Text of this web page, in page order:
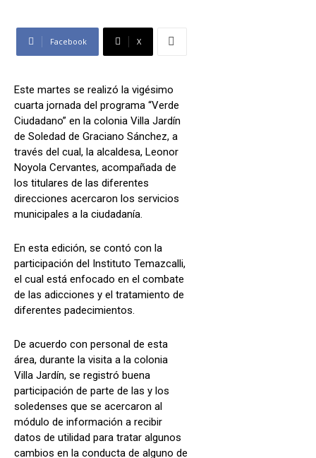
Facebook X
Este martes se realizó la vigésimo
cuarta jornada del programa “Verde
Ciudadano” en la colonia Villa Jardín
de Soledad de Graciano Sánchez, a
través del cual, la alcaldesa, Leonor
Noyola Cervantes, acompañada de
los titulares de las diferentes
direcciones acercaron los servicios
municipales a la ciudadanía.
En esta edición, se contó con la
participación del Instituto Temazcalli,
el cual está enfocado en el combate
de las adicciones y el tratamiento de
diferentes padecimientos.
De acuerdo con personal de esta
área, durante la visita a la colonia
Villa Jardín, se registró buena
participación de parte de las y los
soledenses que se acercaron al
módulo de información a recibir
datos de utilidad para tratar algunos
cambios en la conducta de alguno de